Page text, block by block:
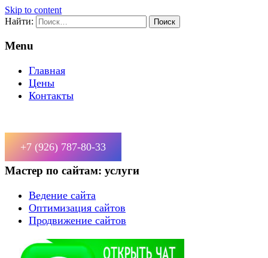
Skip to content
Найти:
Menu
Главная
Цены
Контакты
+7 (926) 787-80-33
Мастер по сайтам: услуги
Ведение сайта
Оптимизация сайтов
Продвижение сайтов